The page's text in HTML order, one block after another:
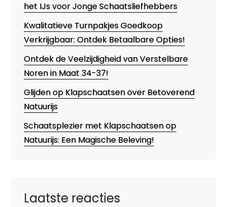
het IJs voor Jonge Schaatsliefhebbers
Kwalitatieve Turnpakjes Goedkoop
Verkrijgbaar: Ontdek Betaalbare Opties!
Ontdek de Veelzijdigheid van Verstelbare
Noren in Maat 34-37!
Glijden op Klapschaatsen over Betoverend
Natuurijs
Schaatsplezier met Klapschaatsen op
Natuurijs: Een Magische Beleving!
Laatste reacties